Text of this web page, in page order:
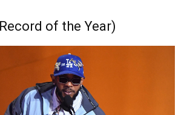
of the Year)